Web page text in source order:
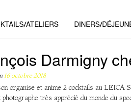
ATELIERS DINERS/
Darmigny
16 octobre 2018
organise et anime 2 cocktails au LEICA
photographe très apprécié du monde du